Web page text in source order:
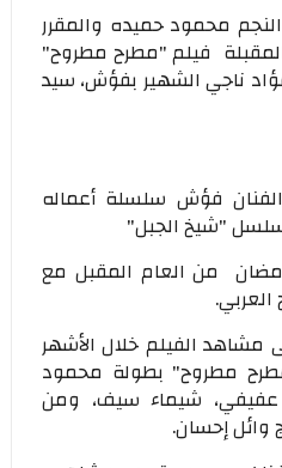
محمود حميده والمقرر
فيلم "مطرح مطروح"
ناجي الشهير بفؤش، سيد
فؤش سلسلة أعماله
"شيخ الجبل"
من العام المقبل مع
مشاهد الفيلم خلال الأشهر
مطروح" بطولة محمود
شيماء سيف، ومن
وائل إحسان.